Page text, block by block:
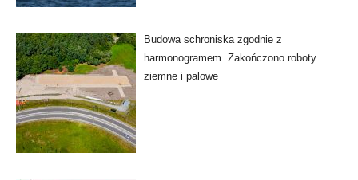
Budowa schroniska zgodnie z
harmonogramem. Zakończono roboty
ziemne i palowe